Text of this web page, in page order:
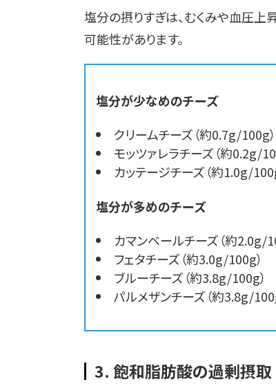
塩分の摂りすぎは、むくみや血圧
可能性があります。
塩分が少なめのチーズ
クリームチーズ（約0.7g/100g）
モッツァレラチーズ（約0.2g/
カッテージチーズ（約1.0g/
塩分が多めのチーズ
カマンベールチーズ（約2.0g/
フェタチーズ（約3.0g/100g）
ブルーチーズ（約3.8g/100g）
パルメザンチーズ（約3.8g/
3. 飽和脂肪酸の過剰摂取